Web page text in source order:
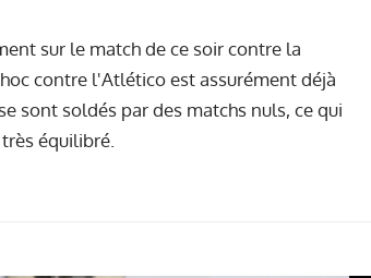
sur le match de ce soir contre la
contre l'Atlético est assurément déjà
sont soldés par des matchs nuls, ce qui
équilibré.